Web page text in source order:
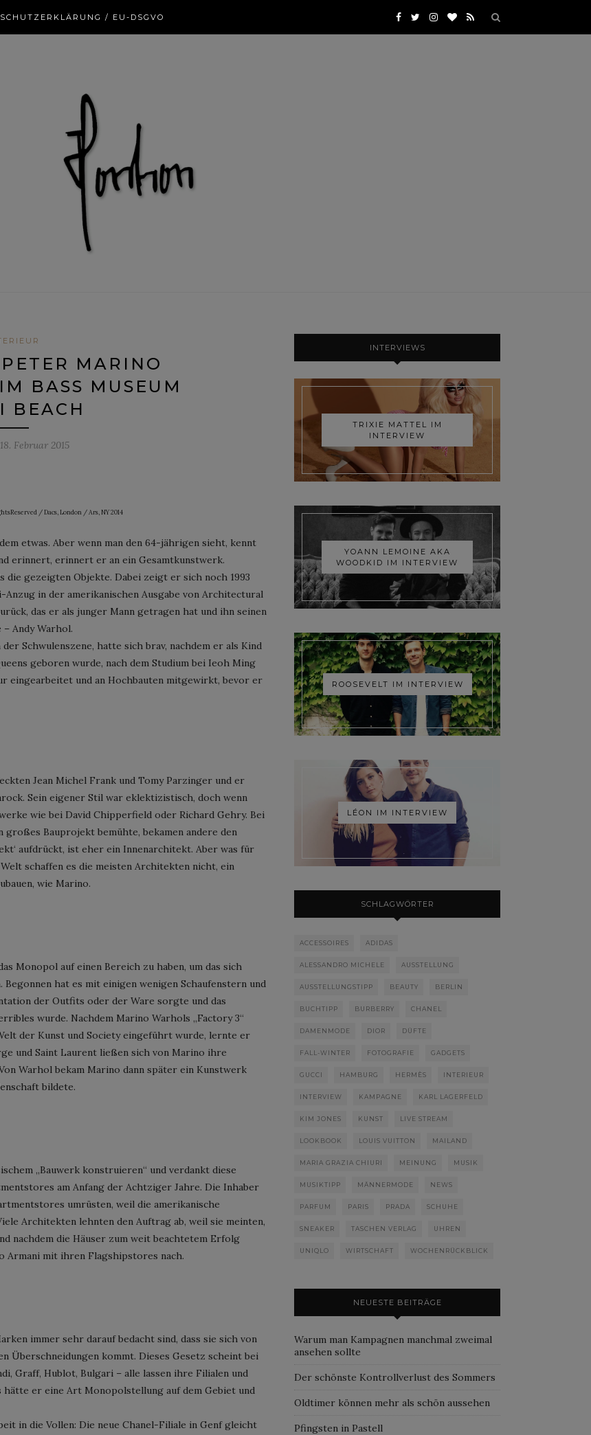
/ EU-DSGVO
MARINO
BASS MUSEUM
BEACH
18. Februar 2015
/ Dacs, London / Ars, NY 2014
etwas. Aber wenn man den 64-jährigen sieht, kennt
erinnert, erinnert er an ein Gesamtkunstwerk.
gezeigten Objekte. Dabei zeigt er sich noch 1993
in der amerikanischen Ausgabe von Architectural
das er als junger Mann getragen hat und ihn seinen
Andy Warhol.
Schwulenszene, hatte sich brav, nachdem er als Kind
geboren wurde, nach dem Studium bei Ieoh Ming
eingearbeitet und an Hochbauten mitgewirkt, bevor er
Jean Michel Frank und Tomy Parzinger und er
Sein eigener Stil war eklektizistisch, doch wenn
wie bei David Chipperfield oder Richard Gehry. Bei
Bauprojekt bemühte, bekamen andere den
aufdrückt, ist eher ein Innenarchitekt. Aber was für
schaffen es die meisten Architekten nicht, ein
wie Marino.
Monopol auf einen Bereich zu haben, um das sich
hat es mit einigen wenigen Schaufenstern und
der Outfits oder der Ware sorgte und das
wurde. Nachdem Marino Warhols „Factory 3“
der Kunst und Society eingeführt wurde, lernte er
und Saint Laurent ließen sich von Marino ihre
Warhol bekam Marino dann später ein Kunstwerk
bildete.
„Bauwerk konstruieren“ und verdankt diese
am Anfang der Achtziger Jahre. Die Inhaber
umrüsten, weil die amerikanische
Architekten lehnten den Auftrag ab, weil sie meinten,
nachdem die Häuser zum weit beachtetem Erfolg
Armani mit ihren Flagshipstores nach.
immer sehr darauf bedacht sind, dass sie sich von
Überschneidungen kommt. Dieses Gesetz scheint bei
Graff, Hublot, Bulgari – alle lassen ihre Filialen und
er eine Art Monopolstellung auf dem Gebiet und
in die Vollen: Die neue Chanel-Filiale in Genf gleicht
INTERVIEWS
TRIXIE MATTEL IM
INTERVIEW
YOANN LEMOINE AKA
WOODKID IM INTERVIEW
ROOSEVELT IM INTERVIEW
LÉON IM INTERVIEW
SCHLAGWÖRTER
ACCESSOIRES ADIDAS
ALESSANDRO MICHELE AUSSTELLUNG
AUSSTELLUNGSTIPP BEAUTY BERLIN
BUCHTIPP BURBERRY CHANEL
DAMENMODE DIOR DÜFTE
FALL-WINTER FOTOGRAFIE GADGETS
GUCCI HAMBURG HERMÈS INTERIEUR
INTERVIEW KAMPAGNE KARL LAGERFELD
KIM JONES KUNST LIVE STREAM
LOOKBOOK LOUIS VUITTON MAILAND
MARIA GRAZIA CHIURI MEINUNG MUSIK
MUSIKTIPP MÄNNERMODE NEWS
PARFUM PARIS PRADA SCHUHE
SNEAKER TASCHEN VERLAG UHREN
UNIQLO WIRTSCHAFT WOCHENRÜCKBLICK
NEUESTE BEITRÄGE
Warum man Kampagnen manchmal zweimal
ansehen sollte
Der schönste Kontrollverlust des Sommers
Oldtimer können mehr als schön aussehen
Pfingsten in Pastell